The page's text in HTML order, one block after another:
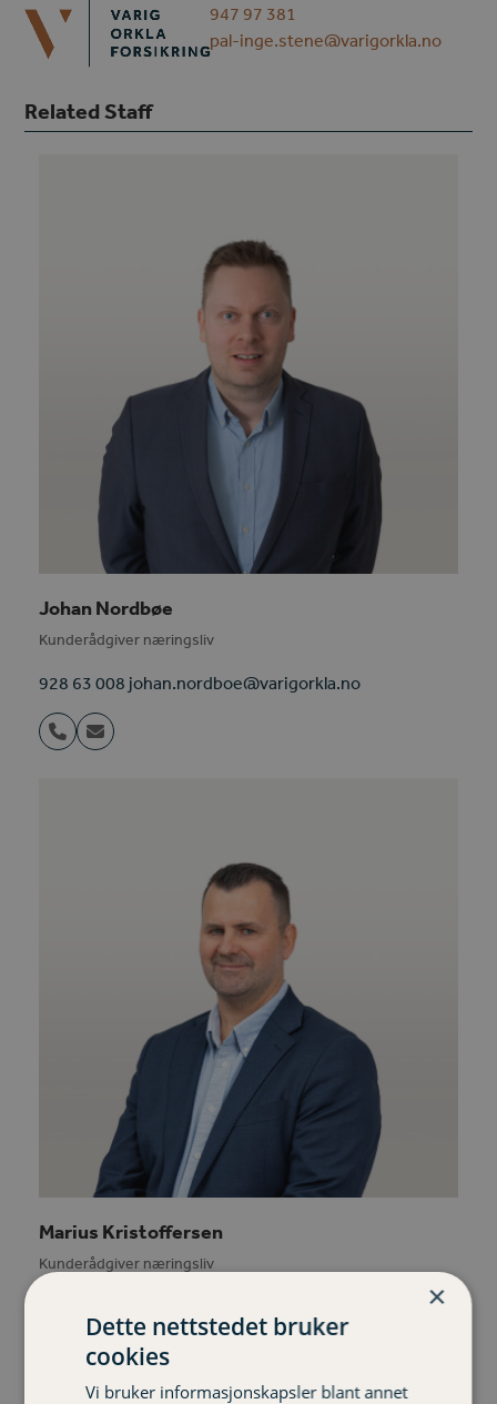
Skip
content
Open
mobile
menu
Close
mobile
menu
947 97 381
pal-inge.stene@varigorkla.no
Related Staff
Johan Nordbøe
Kunderådgiver næringsliv
928 63 008 johan.nordboe@varigorkla.no
Phone
Number
Email
Marius Kristoffersen
Kunderådgiver næringsliv
Phone
Number
Email
×
Dette nettstedet bruker
cookies
Vi bruker informasjonskapsler blant annet